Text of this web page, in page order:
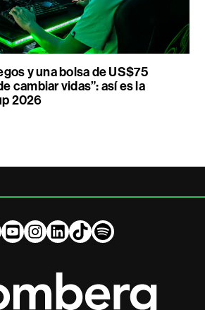
y una bolsa de US$75
cambiar vidas”: así es la
2026